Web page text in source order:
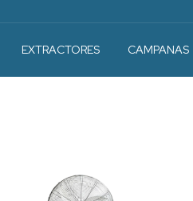
EXTRACTORES CAMPANAS